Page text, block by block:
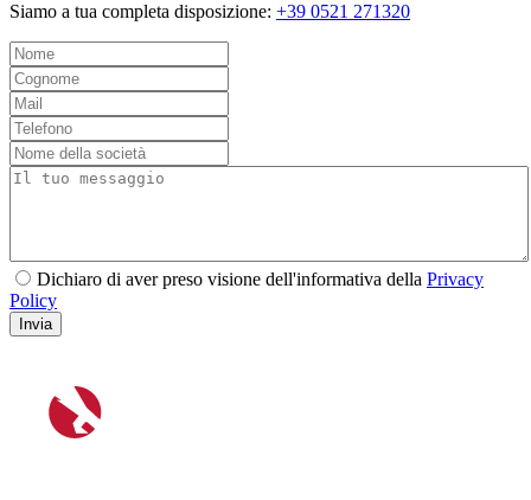
Siamo a tua completa disposizione: +39 0521 271320
Dichiaro di aver preso visione dell'informativa della Privacy
Policy
Invia